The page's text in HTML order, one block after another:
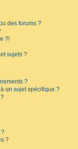
des forums ?
?!
sujets ?
?
un sujet spécifique ?
?
?